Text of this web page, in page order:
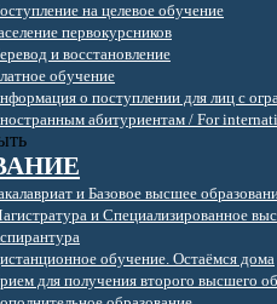
на целевое обучение
первокурсников
и восстановление
обучение
о поступлении для лиц с
абитуриентам / For
и Базовое высшее
и Специализированное
обучение. Остаёмся дома
для получения второго высшего